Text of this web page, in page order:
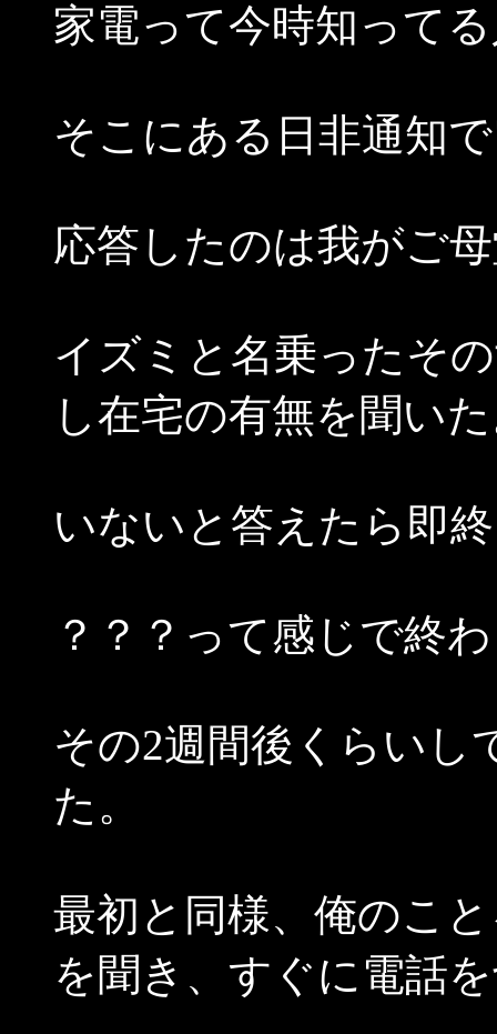
家電って今時知って
そこにある日非通知
応答したのは我がご
イズミと名乗ったそ
し在宅の有無を聞い
いないと答えたら即
？？？って感じで終
その2週間後くらいし
た。
最初と同様、俺のこ
を聞き、すぐに電話